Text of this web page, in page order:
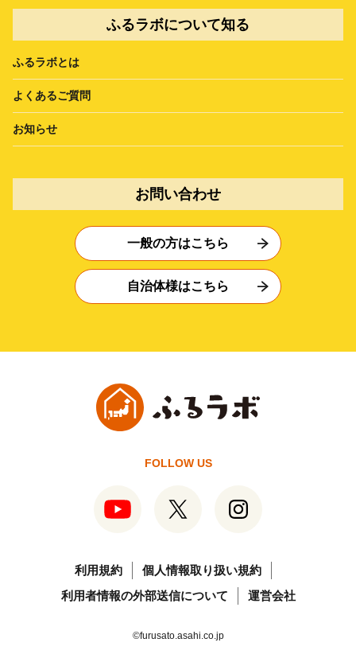
ふるラボについて知る
ふるラボとは
よくあるご質問
お知らせ
お問い合わせ
一般の方はこちら
自治体様はこちら
FOLLOW US
利用規約
個人情報取り扱い規約
利用者情報の外部送信について
運営会社
©furusato.asahi.co.jp